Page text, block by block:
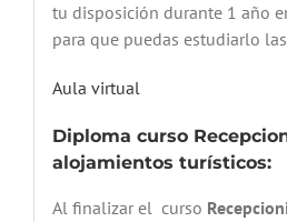
tu disposición durante 1 año
para que puedas estudiarlo
Aula virtual
Diploma curso
alojamientos turísticos:
Al finalizar el curso